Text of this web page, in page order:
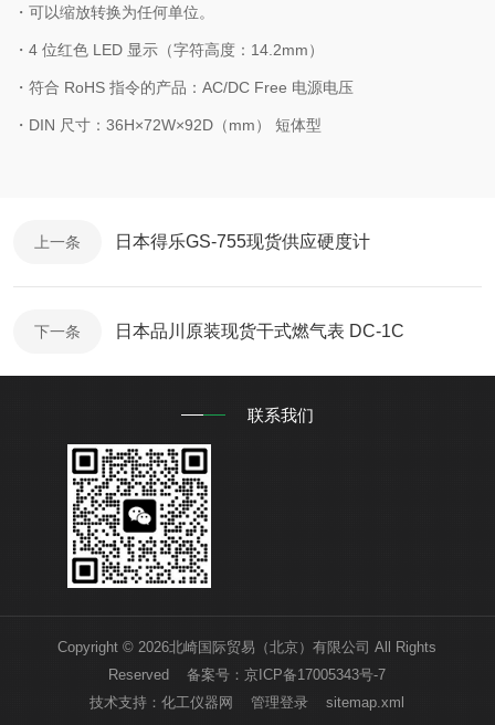
・可以缩放转换为任何单位。
・4 位红色 LED 显示（字符高度：14.2mm）
・符合 RoHS 指令的产品：AC/DC Free 电源电压
・DIN 尺寸：36H×72W×92D（mm） 短体型
上一条 日本得乐GS-755现货供应硬度计
下一条 日本品川原装现货干式燃气表 DC-1C
联系我们
Copyright © 2026北崎国际贸易（北京）有限公司 All Rights
Reserved 备案号：京ICP备17005343号-7
技术支持：化工仪器网 管理登录 sitemap.xml